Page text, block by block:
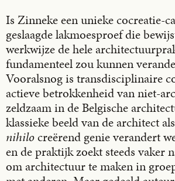
Is Zinneke een unieke cocreatie-
geslaagde lakmoesproef die
werkwijze de hele
fundamenteel zou kunnen
Vooralsnog is transdisciplinaire
actieve betrokkenheid van niet-
zeldzaam in de Belgische
klassieke beeld van de architect
nihilocreërend genie verandert
en de praktijk zoekt steeds vaker
om architectuur te maken in